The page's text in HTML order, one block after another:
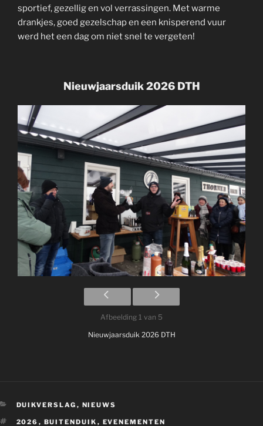
sportief, gezellig en vol verrassingen. Met warme
drankjes, goed gezelschap en een knisperend vuur
werd het een dag om niet snel te vergeten!
Nieuwjaarsduik 2026 DTH
Afbeelding 1 van 5
Nieuwjaarsduik 2026 DTH
CATEGORIEËN
DUIKVERSLAG , NIEUWS
TAGS
2026 , BUITENDUIK , EVENEMENTEN